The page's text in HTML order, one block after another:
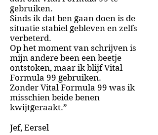
gebruiken.
Sinds ik dat ben gaan doen is de
situatie stabiel gebleven en zelfs
verbeterd.
Op het moment van schrijven is
mijn andere been een beetje
ontstoken, maar ik blijf Vital
Formula 99 gebruiken.
Zonder Vital Formula 99 was ik
misschien beide benen
kwijtgeraakt.”
Jef, Eersel